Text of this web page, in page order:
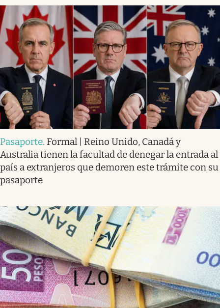
Pasaporte. Formal | Reino Unido, Canadá y
Australia tienen la facultad de denegar la entrada al
país a extranjeros que demoren este trámite con su
pasaporte